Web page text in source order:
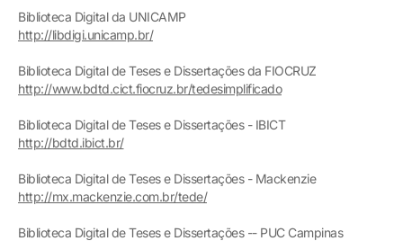
Biblioteca Digital da UNICAMP
http://libdigi.unicamp.br/
Biblioteca Digital de Teses e Dissertações da FIOCRUZ
http://www.bdtd.cict.fiocruz.br/tedesimplificado
Biblioteca Digital de Teses e Dissertações - IBICT
http://bdtd.ibict.br/
Biblioteca Digital de Teses e Dissertações - Mackenzie
http://mx.mackenzie.com.br/tede/
Biblioteca Digital de Teses e Dissertações -- PUC Campinas